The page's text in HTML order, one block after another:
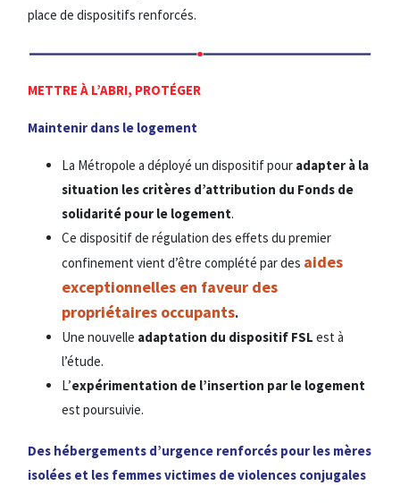
place de dispositifs renforcés.
METTRE À L’ABRI, PROTÉGER
Maintenir dans le logement
La Métropole a déployé un dispositif pour adapter à la
situation les critères d’attribution du Fonds de
solidarité pour le logement.
Ce dispositif de régulation des effets du premier
confinement vient d’être complété par des aides
exceptionnelles en faveur des
propriétaires occupants.
Une nouvelle adaptation du dispositif FSL est à
l’étude.
L’expérimentation de l’insertion par le logement
est poursuivie.
Des hébergements d’urgence renforcés pour les mères
isolées et les femmes victimes de violences conjugales